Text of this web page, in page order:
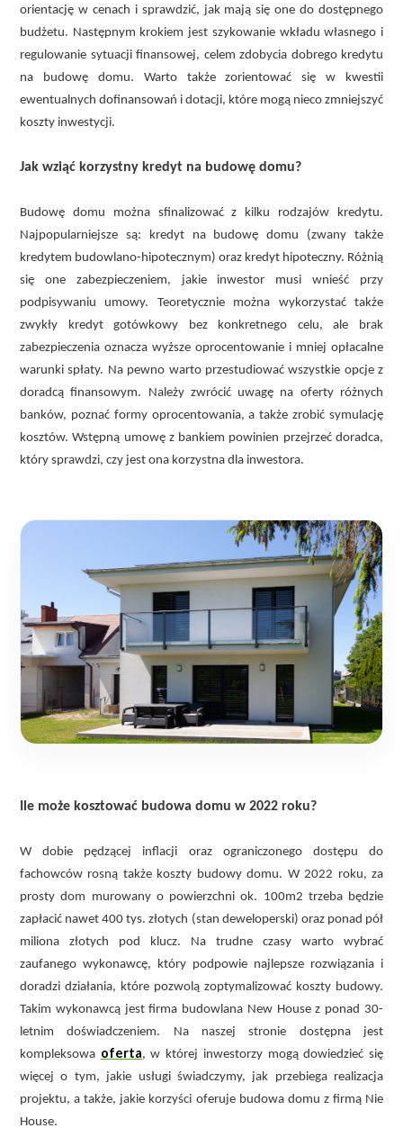
orientację w cenach i sprawdzić, jak mają się one do dostępnego
budżetu. Następnym krokiem jest szykowanie wkładu własnego i
regulowanie sytuacji finansowej, celem zdobycia dobrego kredytu
na budowę domu. Warto także zorientować się w kwestii
ewentualnych dofinansowań i dotacji, które mogą nieco zmniejszyć
koszty inwestycji.
Jak wziąć korzystny kredyt na budowę domu?
Budowę domu można sfinalizować z kilku rodzajów kredytu.
Najpopularniejsze są: kredyt na budowę domu (zwany także
kredytem budowlano-hipotecznym) oraz kredyt hipoteczny. Różnią
się one zabezpieczeniem, jakie inwestor musi wnieść przy
podpisywaniu umowy. Teoretycznie można wykorzystać także
zwykły kredyt gotówkowy bez konkretnego celu, ale brak
zabezpieczenia oznacza wyższe oprocentowanie i mniej opłacalne
warunki spłaty. Na pewno warto przestudiować wszystkie opcje z
doradcą finansowym. Należy zwrócić uwagę na oferty różnych
banków, poznać formy oprocentowania, a także zrobić symulację
kosztów. Wstępną umowę z bankiem powinien przejrzeć doradca,
który sprawdzi, czy jest ona korzystna dla inwestora.
Ile może kosztować budowa domu w 2022 roku?
W dobie pędzącej inflacji oraz ograniczonego dostępu do
fachowców rosną także koszty budowy domu. W 2022 roku, za
prosty dom murowany o powierzchni ok. 100m2 trzeba będzie
zapłacić nawet 400 tys. złotych (stan deweloperski) oraz ponad pół
miliona złotych pod klucz. Na trudne czasy warto wybrać
zaufanego wykonawcę, który podpowie najlepsze rozwiązania i
doradzi działania, które pozwolą zoptymalizować koszty budowy.
Takim wykonawcą jest firma budowlana New House z ponad 30-
letnim doświadczeniem. Na naszej stronie dostępna jest
kompleksowa oferta, w której inwestorzy mogą dowiedzieć się
więcej o tym, jakie usługi świadczymy, jak przebiega realizacja
projektu, a także, jakie korzyści oferuje budowa domu z firmą Nie
House.